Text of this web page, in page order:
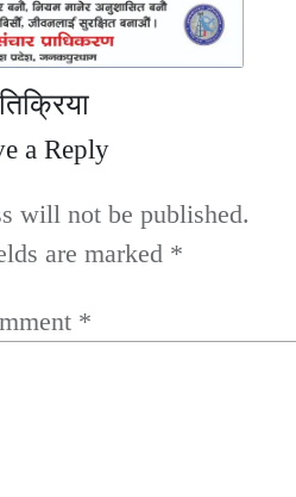
a Reply
will not be published.
are marked *
*